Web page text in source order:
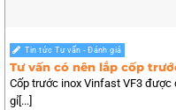
Tin tức Tư vấn - Đánh giá
Tư vấn có nên lắp cốp
Cốp trước inox Vinfast VF3 được
gỉ[...]